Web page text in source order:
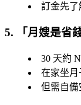
訂金先了
5. 「月嫂是省
30 天約
在家坐月
但需自備